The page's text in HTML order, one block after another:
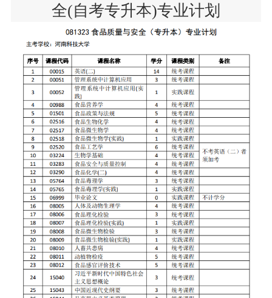
全(自考专升本)专业计划